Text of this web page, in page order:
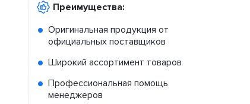
Преимущества:
Оригинальная продукция от
официальных поставщиков
Широкий ассортимент товаров
Профессиональная помощь
менеджеров